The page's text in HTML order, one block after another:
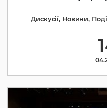
Дискусії, Новини,